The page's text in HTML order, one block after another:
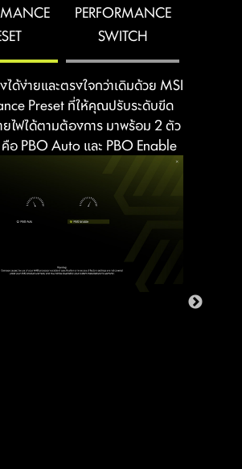
PERFORMANCE
SWITCH
ได้ง่ายและตรงใจกว่าเดิมด้วย MSI
Preset ที่ให้คุณปรับระดับขีด
ยไฟได้ตามต้องการ มาพร้อม 2 ตัว
อ PBO Auto และ PBO Enable
& Front USB ports
างสายดินของภาคจ่ายไฟสิทธิบัตร
ก MSI ช่วยยับยั้งสัญญาณรบกวน
ล็ก ไฟฟ้า (EMI) ที่เกิดจากภาคจ่าย
ส่งต่อไปยังชั้น ทองแดงของแผ่น